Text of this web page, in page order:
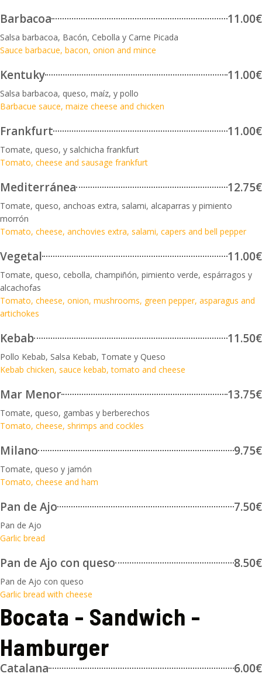
Barbacoa 11.00€
Salsa barbacoa, Bacón, Cebolla y Carne Picada
Sauce barbacue, bacon, onion and mince
Kentuky 11.00€
Salsa barbacoa, queso, maíz, y pollo
Barbacue sauce, maize cheese and chicken
Frankfurt 11.00€
Tomate, queso, y salchicha frankfurt
Tomato, cheese and sausage frankfurt
Mediterránea 12.75€
Tomate, queso, anchoas extra, salami, alcaparras y pimiento
morrón
Tomato, cheese, anchovies extra, salami, capers and bell pepper
Vegetal 11.00€
Tomate, queso, cebolla, champiñón, pimiento verde, espárragos y
alcachofas
Tomato, cheese, onion, mushrooms, green pepper, asparagus and
artichokes
Kebab 11.50€
Pollo Kebab, Salsa Kebab, Tomate y Queso
Kebab chicken, sauce kebab, tomato and cheese
Mar Menor 13.75€
Tomate, queso, gambas y berberechos
Tomato, cheese, shrimps and cockles
Milano 9.75€
Tomate, queso y jamón
Tomato, cheese and ham
Pan de Ajo 7.50€
Pan de Ajo
Garlic bread
Pan de Ajo con queso 8.50€
Pan de Ajo con queso
Garlic bread with cheese
Bocata - Sandwich -
Hamburger
Catalana 6.00€